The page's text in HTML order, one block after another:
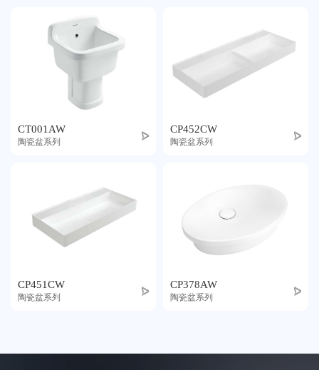
CT001AW
陶瓷盆系列
CP452CW
陶瓷盆系列
CP451CW
陶瓷盆系列
CP378AW
陶瓷盆系列